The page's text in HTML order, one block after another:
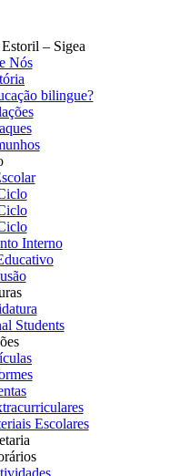
– Sigea
Nós
bilingue?
Interno
Students
Escolares